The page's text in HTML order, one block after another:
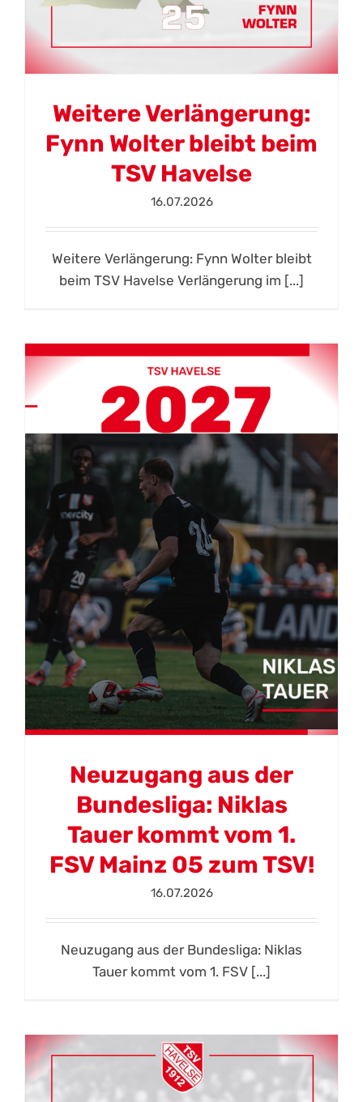
Weitere Verlängerung:
Fynn Wolter bleibt beim
TSV Havelse
16.07.2026
Weitere Verlängerung: Fynn Wolter bleibt
beim TSV Havelse Verlängerung im [...]
Neuzugang aus der
Bundesliga: Niklas
Tauer kommt vom 1.
FSV Mainz 05 zum TSV!
16.07.2026
Neuzugang aus der Bundesliga: Niklas
Tauer kommt vom 1. FSV [...]